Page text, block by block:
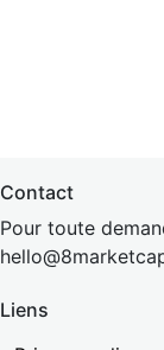
Contact
Pour toute
hello@8market
Liens